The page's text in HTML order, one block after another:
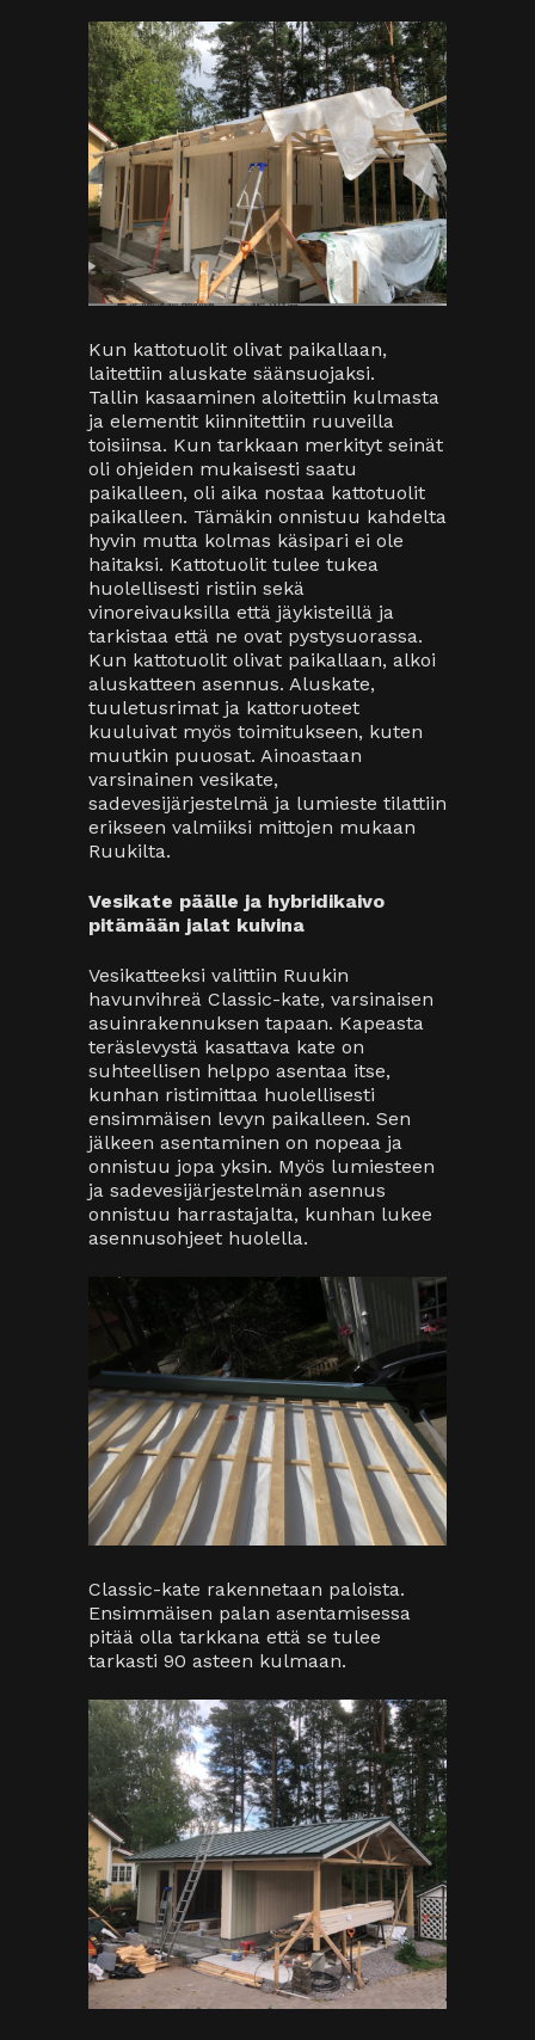
Kun kattotuolit olivat paikallaan,
laitettiin aluskate säänsuojaksi.
Tallin kasaaminen aloitettiin kulmasta
ja elementit kiinnitettiin ruuveilla
toisiinsa. Kun tarkkaan merkityt seinät
oli ohjeiden mukaisesti saatu
paikalleen, oli aika nostaa kattotuolit
paikalleen. Tämäkin onnistuu kahdelta
hyvin mutta kolmas käsipari ei ole
haitaksi. Kattotuolit tulee tukea
huolellisesti ristiin sekä
vinoreivauksilla että jäykisteillä ja
tarkistaa että ne ovat pystysuorassa.
Kun kattotuolit olivat paikallaan, alkoi
aluskatteen asennus. Aluskate,
tuuletusrimat ja kattoruoteet
kuuluivat myös toimitukseen, kuten
muutkin puuosat. Ainoastaan
varsinainen vesikate,
sadevesijärjestelmä ja lumieste tilattiin
erikseen valmiiksi mittojen mukaan
Ruukilta.
Vesikate päälle ja hybridikaivo
pitämään jalat kuivina
Vesikatteeksi valittiin Ruukin
havunvihreä Classic-kate, varsinaisen
asuinrakennuksen tapaan. Kapeasta
teräslevystä kasattava kate on
suhteellisen helppo asentaa itse,
kunhan ristimittaa huolellisesti
ensimmäisen levyn paikalleen. Sen
jälkeen asentaminen on nopeaa ja
onnistuu jopa yksin. Myös lumiesteen
ja sadevesijärjestelmän asennus
onnistuu harrastajalta, kunhan lukee
asennusohjeet huolella.
Classic-kate rakennetaan paloista.
Ensimmäisen palan asentamisessa
pitää olla tarkkana että se tulee
tarkasti 90 asteen kulmaan.